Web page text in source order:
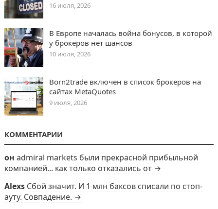
16 июля, 2026
В Европе началась война бонусов, в которой
у брокеров нет шансов
10 июля, 2026
Born2trade включен в список брокеров на
сайтах MetaQuotes
9 июля, 2026
КОММЕНТАРИИ
он admiral markets были прекрасной прибыльной
компанией... как только отказались от →
Alexs Сбой значит. И 1 млн баксов списали по стоп-
ауту. Совпадение. →